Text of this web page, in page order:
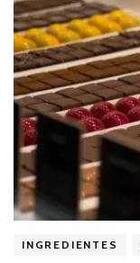
INGREDIENTES